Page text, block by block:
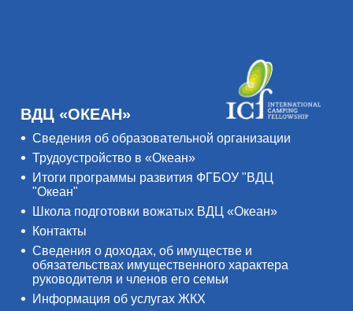
ВДЦ «ОКЕАН»
Сведения об образовательной организации
Трудоустройство в «Океан»
Итоги программы развития ФГБОУ "ВДЦ
"Океан"
Школа подготовки вожатых ВДЦ «Океан»
Контакты
Сведения о доходах, об имуществе и
обязательствах имущественного характера
руководителя и членов его семьи
Информация об услугах ЖКХ